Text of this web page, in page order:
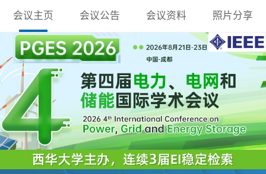
会议主页 会议公告 会议资料 照片分享